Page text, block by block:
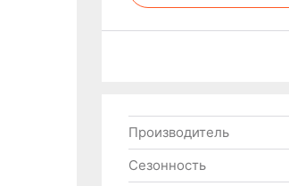
Производитель
Сезонность